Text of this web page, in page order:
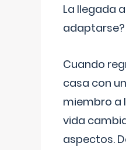
La llegada
adaptarse?
Cuando
casa con
miembro a
vida
aspectos.